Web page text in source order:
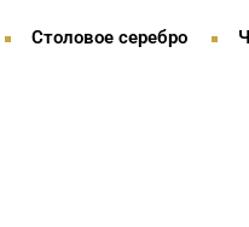
Столовое серебро